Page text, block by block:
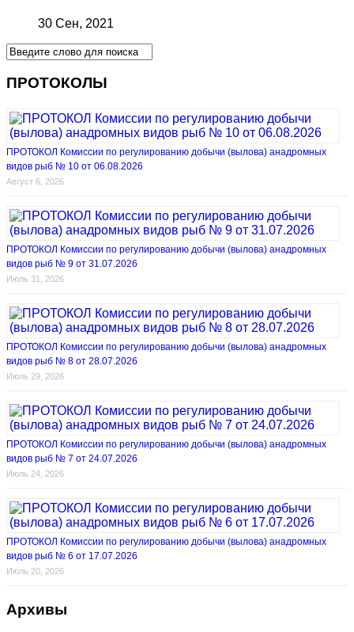
30 Сен, 2021
ПРОТОКОЛЫ
ПРОТОКОЛ Комиссии по регулированию добычи (вылова) анадромных
видов рыб № 10 от 06.08.2026
Август 6, 2026
ПРОТОКОЛ Комиссии по регулированию добычи (вылова) анадромных
видов рыб № 9 от 31.07.2026
Июль 31, 2026
ПРОТОКОЛ Комиссии по регулированию добычи (вылова) анадромных
видов рыб № 8 от 28.07.2026
Июль 29, 2026
ПРОТОКОЛ Комиссии по регулированию добычи (вылова) анадромных
видов рыб № 7 от 24.07.2026
Июль 24, 2026
ПРОТОКОЛ Комиссии по регулированию добычи (вылова) анадромных
видов рыб № 6 от 17.07.2026
Июль 20, 2026
Архивы